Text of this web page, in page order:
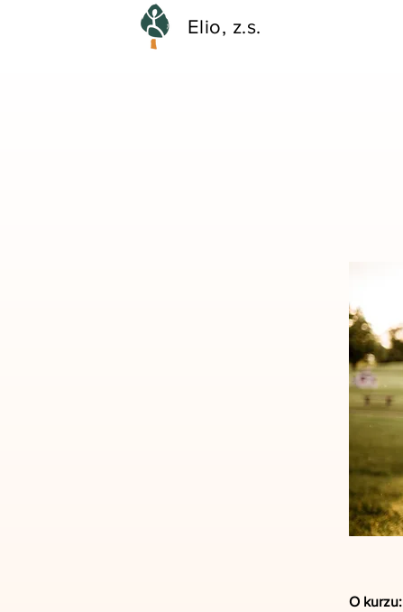
Elio, z.s.
O kurzu: